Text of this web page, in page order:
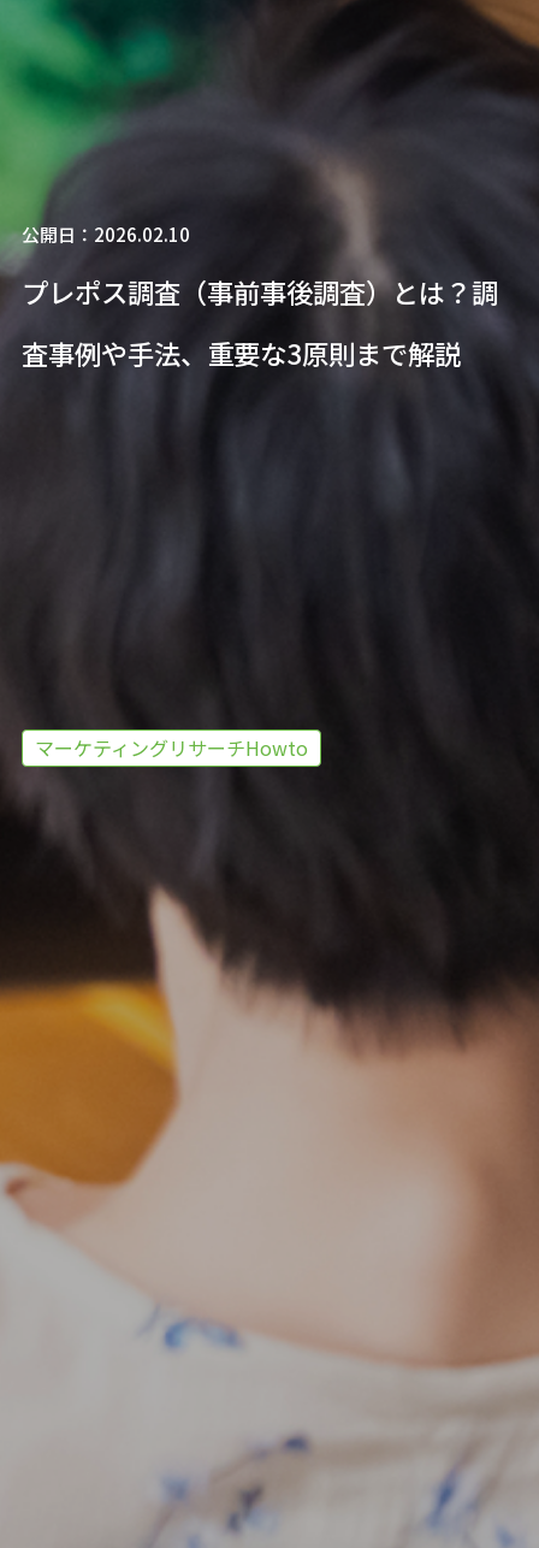
公開日：2026.02.10
プレポス調査（事前事後調査）とは？調
査事例や手法、重要な3原則まで解説
マーケティングリサーチHowto